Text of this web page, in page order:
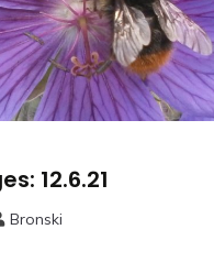
12.6.21
Bronski